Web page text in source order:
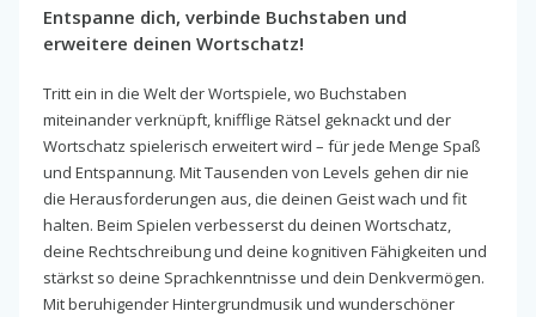
Entspanne dich, verbinde Buchstaben und
erweitere deinen Wortschatz!
Tritt ein in die Welt der Wortspiele, wo Buchstaben
miteinander verknüpft, knifflige Rätsel geknackt und der
Wortschatz spielerisch erweitert wird – für jede Menge Spaß
und Entspannung. Mit Tausenden von Levels gehen dir nie
die Herausforderungen aus, die deinen Geist wach und fit
halten. Beim Spielen verbesserst du deinen Wortschatz,
deine Rechtschreibung und deine kognitiven Fähigkeiten und
stärkst so deine Sprachkenntnisse und dein Denkvermögen.
Mit beruhigender Hintergrundmusik und wunderschöner